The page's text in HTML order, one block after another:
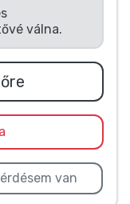
válna.
van